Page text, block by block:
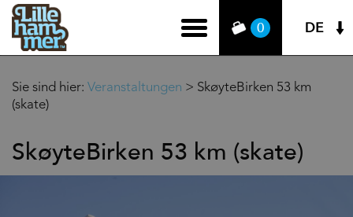
0 DE
Sie sind hier: Veranstaltungen > SkøyteBirken 53 km
(skate)
SkøyteBirken 53 km (skate)